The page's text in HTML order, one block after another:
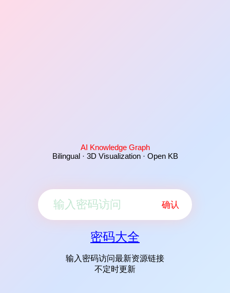
AI Knowledge Graph
Bilingual · 3D Visualization · Open KB
确认
密码大全
输入密码访问最新资源链接
不定时更新